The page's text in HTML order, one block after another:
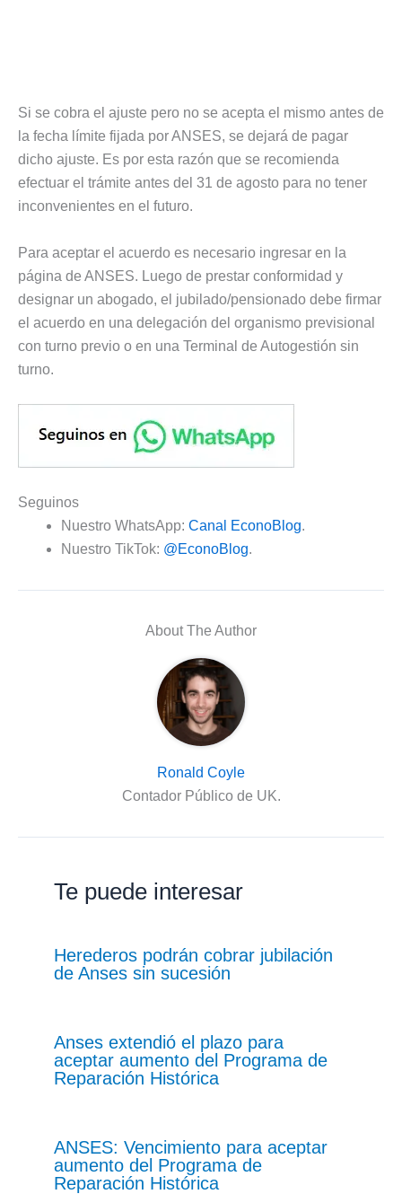
Si se cobra el ajuste pero no se acepta el mismo antes de
la fecha límite fijada por ANSES, se dejará de pagar
dicho ajuste. Es por esta razón que se recomienda
efectuar el trámite antes del 31 de agosto para no tener
inconvenientes en el futuro.
Para aceptar el acuerdo es necesario ingresar en la
página de ANSES. Luego de prestar conformidad y
designar un abogado, el jubilado/pensionado debe firmar
el acuerdo en una delegación del organismo previsional
con turno previo o en una Terminal de Autogestión sin
turno.
Seguinos
Nuestro WhatsApp: Canal EconoBlog.
Nuestro TikTok: @EconoBlog.
About The Author
Ronald Coyle
Contador Público de UK.
Te puede interesar
Herederos podrán cobrar jubilación
de Anses sin sucesión
Anses extendió el plazo para
aceptar aumento del Programa de
Reparación Histórica
ANSES: Vencimiento para aceptar
aumento del Programa de
Reparación Histórica